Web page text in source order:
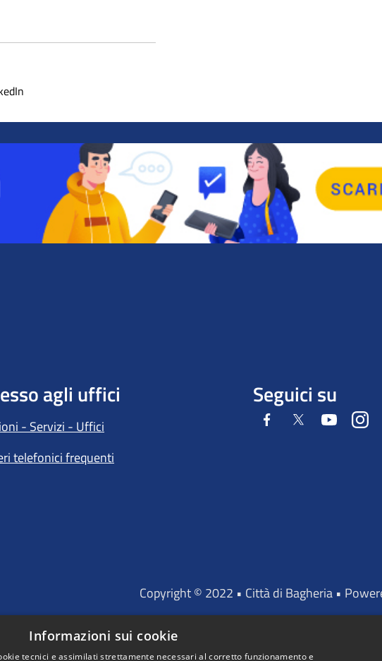
agli uffici
- Servizi - Uffici
telefonici frequenti
Seguici su
FacebookTwitter Youtube
Copyright © 2022 • Città di Bagheria •
Informazioni sui cookie
tecnici e assimilati strettamente necessari al corretto funzionamento e